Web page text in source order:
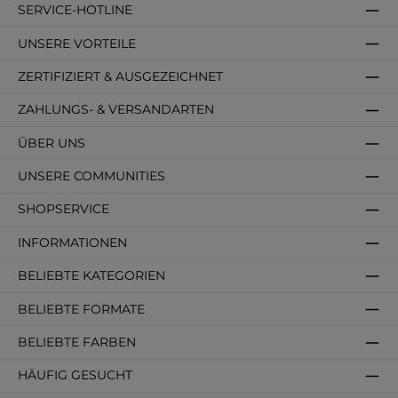
SERVICE-HOTLINE
SHOPSERVICE
INFORMATIONEN
BELIEBTE KATEGORIEN
BELIEBTE FORMATE
BELIEBTE FARBEN
HÄUFIG GESUCHT
ZAHLUNGS- & VERSANDARTEN
ÜBER UNS
ZERTIFIZIERT & AUSGEZEICHNET
UNSERE VORTEILE
UNSERE COMMUNITIES